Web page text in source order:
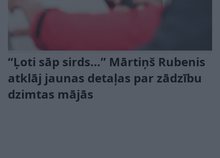
“Ļoti sāp sirds…” Mārtiņš Rubenis
atklāj jaunas detaļas par zādzību
dzimtas mājās